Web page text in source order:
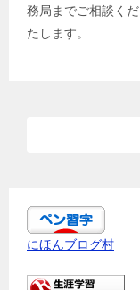
務局までご相談く
たします。
にほんブログ村